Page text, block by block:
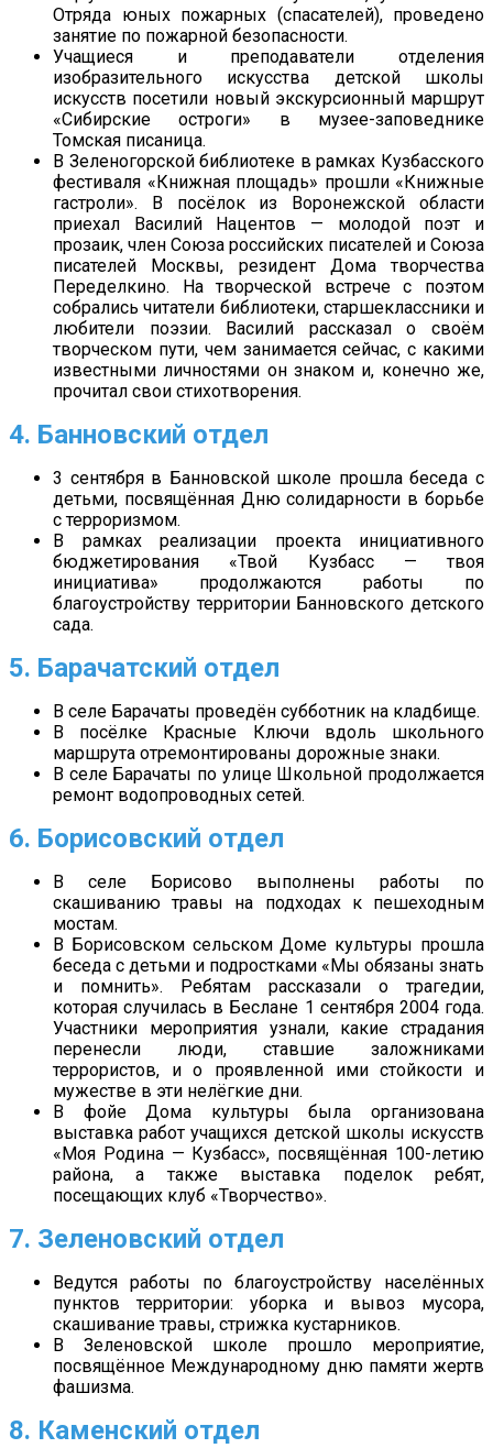
Отряда юных пожарных (спасателей), проведено
занятие по пожарной безопасности.
Учащиеся и преподаватели отделения
изобразительного искусства детской школы
искусств посетили новый экскурсионный маршрут
«Сибирские остроги» в музее-заповеднике
Томская писаница.
В Зеленогорской библиотеке в рамках Кузбасского
фестиваля «Книжная площадь» прошли «Книжные
гастроли». В посёлок из Воронежской области
приехал Василий Нацентов — молодой поэт и
прозаик, член Союза российских писателей и Союза
писателей Москвы, резидент Дома творчества
Переделкино. На творческой встрече с поэтом
собрались читатели библиотеки, старшеклассники и
любители поэзии. Василий рассказал о своём
творческом пути, чем занимается сейчас, с какими
известными личностями он знаком и, конечно же,
прочитал свои стихотворения.
4. Банновский отдел
3 сентября в Банновской школе прошла беседа с
детьми, посвящённая Дню солидарности в борьбе
с терроризмом.
В рамках реализации проекта инициативного
бюджетирования «Твой Кузбасс — твоя
инициатива» продолжаются работы по
благоустройству территории Банновского детского
сада.
5. Барачатский отдел
В селе Барачаты проведён субботник на кладбище.
В посёлке Красные Ключи вдоль школьного
маршрута отремонтированы дорожные знаки.
В селе Барачаты по улице Школьной продолжается
ремонт водопроводных сетей.
6. Борисовский отдел
В селе Борисово выполнены работы по
скашиванию травы на подходах к пешеходным
мостам.
В Борисовском сельском Доме культуры прошла
беседа с детьми и подростками «Мы обязаны знать
и помнить». Ребятам рассказали о трагедии,
которая случилась в Беслане 1 сентября 2004 года.
Участники мероприятия узнали, какие страдания
перенесли люди, ставшие заложниками
террористов, и о проявленной ими стойкости и
мужестве в эти нелёгкие дни.
В фойе Дома культуры была организована
выставка работ учащихся детской школы искусств
«Моя Родина — Кузбасс», посвящённая 100-летию
района, а также выставка поделок ребят,
посещающих клуб «Творчество».
7. Зеленовский отдел
Ведутся работы по благоустройству населённых
пунктов территории: уборка и вывоз мусора,
скашивание травы, стрижка кустарников.
В Зеленовской школе прошло мероприятие,
посвящённое Международному дню памяти жертв
фашизма.
8. Каменский отдел